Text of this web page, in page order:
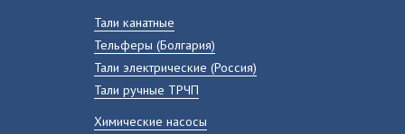
Тали канатные
Тельферы (Болгария)
Тали электрические (Россия)
Тали ручные ТРЧП
Химические насосы